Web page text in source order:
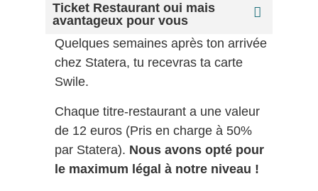
Ticket Restaurant oui mais
avantageux pour vous
Quelques semaines après ton arrivée
chez Statera, tu recevras ta carte
Swile.
Chaque titre-restaurant a une valeur
de 12 euros (Pris en charge à 50%
par Statera). Nous avons opté pour
le maximum légal à notre niveau !